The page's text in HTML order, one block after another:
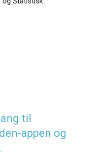
til
appen og